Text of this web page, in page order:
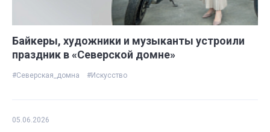
Байкеры, художники и музыканты устроили
праздник в «Северской домне»
#Северская_домна #Искусство
05.06.2026